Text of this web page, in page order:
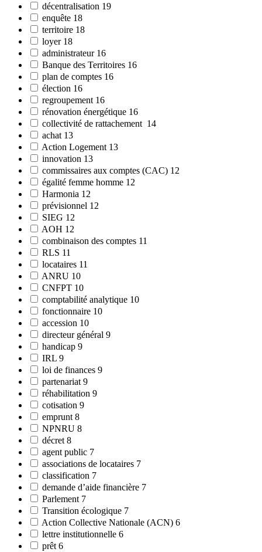
décentralisation 19
enquête 18
territoire 18
loyer 18
administrateur 16
Banque des Territoires 16
plan de comptes 16
élection 16
regroupement 16
rénovation énergétique 16
collectivité de rattachement 14
achat 13
Action Logement 13
innovation 13
commissaires aux comptes (CAC) 12
égalité femme homme 12
Harmonia 12
prévisionnel 12
SIEG 12
AOH 12
combinaison des comptes 11
RLS 11
locataires 11
ANRU 10
CNFPT 10
comptabilité analytique 10
fonctionnaire 10
accession 10
directeur général 9
handicap 9
IRL 9
loi de finances 9
partenariat 9
réhabilitation 9
cotisation 9
emprunt 8
NPNRU 8
décret 8
agent public 7
associations de locataires 7
classification 7
demande d’aide financière 7
Parlement 7
Transition écologique 7
Action Collective Nationale (ACN) 6
lettre institutionnelle 6
prêt 6